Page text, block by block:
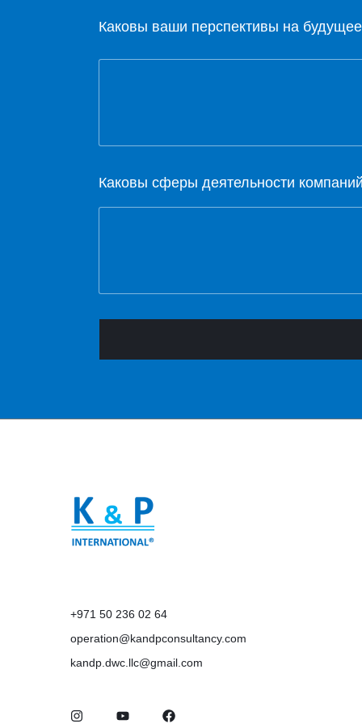
Каковы ваши перспективы на
Каковы сферы деятельности
+971 50 236 02 64
operation@kandpconsultancy.com
kandp.dwc.llc@gmail.com